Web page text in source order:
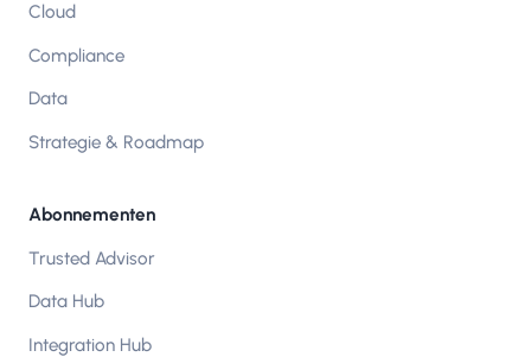
Cloud
Compliance
Data
Strategie & Roadmap
Abonnementen
Trusted Advisor
Data Hub
Integration Hub